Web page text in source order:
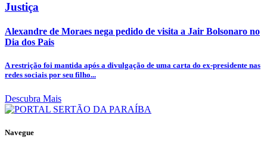
Justiça
Alexandre de Moraes nega pedido de visita a Jair Bolsonaro no
Dia dos Pais
A restrição foi mantida após a divulgação de uma carta do ex-presidente nas
redes sociais por seu filho...
Descubra Mais
Navegue